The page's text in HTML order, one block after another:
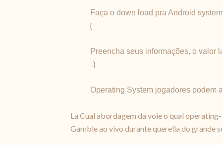
Faça o down load pra Android
{
Preencha seus informações, o valor
-}
Operating System jogadores podem
La Cual abordagem da voie o qual
Gamble ao vivo durante querella do grande